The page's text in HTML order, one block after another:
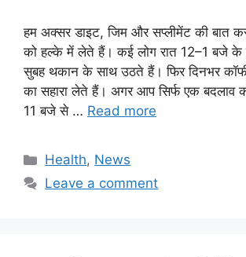
हम अक्सर डाइट, जिम और सप्लीमेंट की बात
को हल्के में लेते हैं। कई लोग रात 12–1 बजे के
सुबह थकान के साथ उठते हैं। फिर दिनभर
का सहारा लेते हैं। अगर आप सिर्फ एक बदलाव
11 बजे से … Read more
Categories
Health, News
Leave a comment